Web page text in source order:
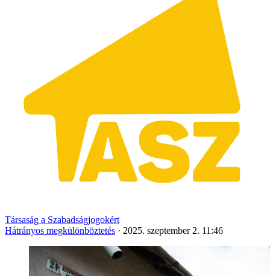
Társaság a Szabadságjogokért
Hátrányos megkülönböztetés · 2025. szeptember 2. 11:46